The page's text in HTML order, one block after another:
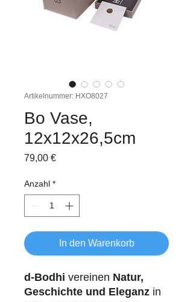
Artikelnummer: HXO8027
Bo Vase,
12x12x26,5cm
79,00 €Preis
Anzahl *
In den Warenkorb
d-Bodhi vereinen Natur,
Geschichte und Eleganz in